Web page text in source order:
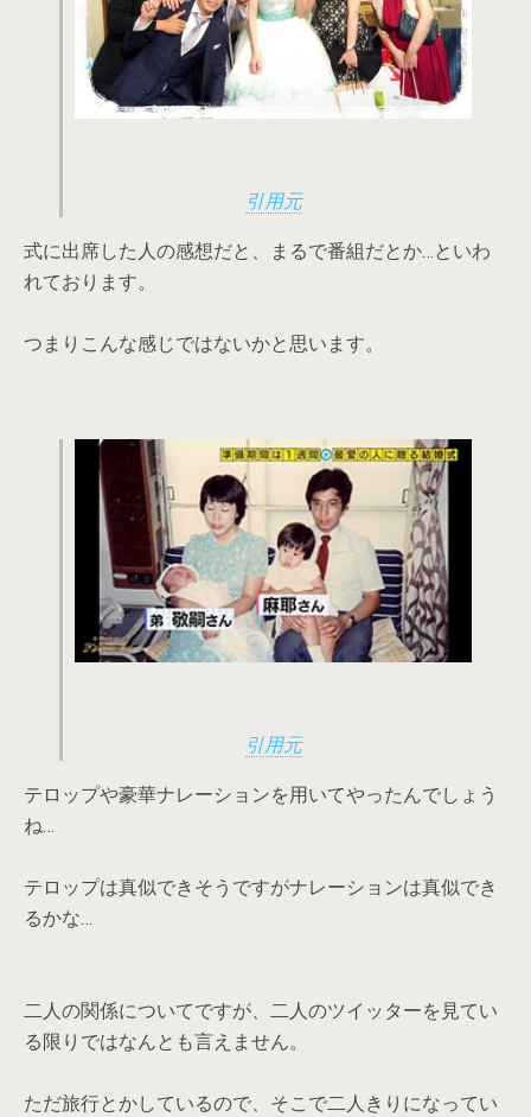
引用元
式に出席した人の感想だと、まるで番組だとか…といわ
れております。
つまりこんな感じではないかと思います。
引用元
テロップや豪華ナレーションを用いてやったんでしょう
ね…
テロップは真似できそうですがナレーションは真似でき
るかな…
二人の関係についてですが、二人のツイッターを見てい
る限りではなんとも言えません。
ただ旅行とかしているので、そこで二人きりになってい